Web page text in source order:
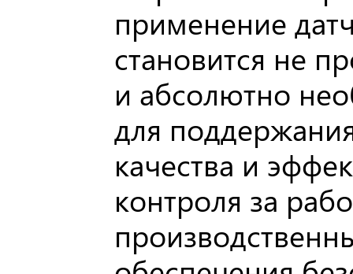
применение
становится не
и абсолютно
для
качества и
контроля за